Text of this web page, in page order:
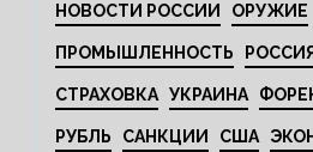
НОВОСТИ РОССИИ ОРУЖИЕ
ПРОМЫШЛЕННОСТЬ РОССИЯ
СТРАХОВКА УКРАИНА
РУБЛЬ САНКЦИИ США